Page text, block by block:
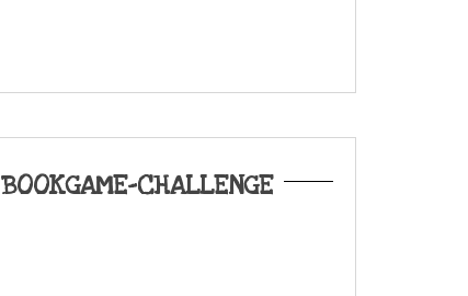
BOOKGAME-CHALLENGE